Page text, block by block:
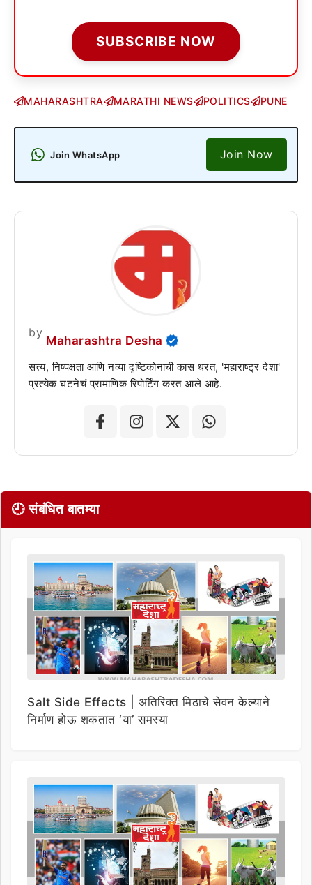
SUBSCRIBE NOW
MAHARASHTRA MARATHI NEWS POLITICS PUNE
Join WhatsApp Join Now
by
Maharashtra Desha
सत्य, निष्पक्षता आणि नव्या दृष्टिकोनाची कास धरत, 'महाराष्ट्र देशा'
प्रत्येक घटनेचं प्रामाणिक रिपोर्टिंग करत आले आहे.
🕘 संबंधित बातम्या
Salt Side Effects | अतिरिक्त मिठाचे सेवन केल्याने
निर्माण होऊ शकतात ‘या’ समस्या